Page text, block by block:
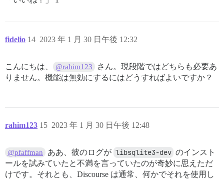
fidelio 2023 年 1 月 30 日午後 12:32
14
こんにちは、 @rahim123
さん。現段階ではどちらも必要あ
りません。機能は無効にするにはどうすればよいですか？
rahim123 2023 年 1 月 30 日午後 12:48
15
@pfaffman ああ、彼のログが libsqlite3-dev のインスト
ールを試みていたと不満を言っていたのが奇妙に思えただ
けです。それとも、Discourse は通常、何かでそれを使用し